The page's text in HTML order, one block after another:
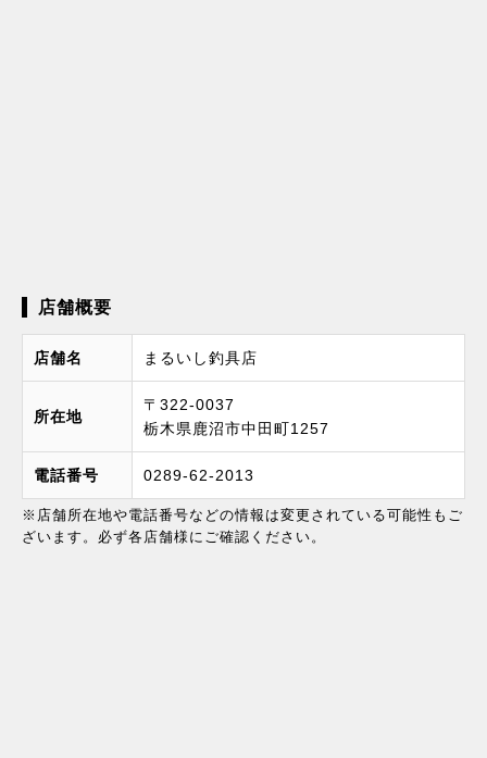
店舗概要
店舗名 まるいし釣具店
所在地
〒322-0037
栃木県鹿沼市中田町1257
電話番号 0289-62-2013
※店舗所在地や電話番号などの情報は変更されている可能性もご
ざいます。必ず各店舗様にご確認ください。